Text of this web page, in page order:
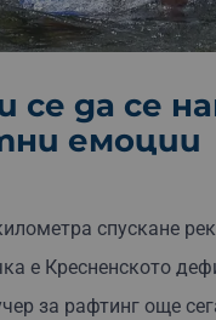
се да се
емоции
спускане
е Кресненското
за рафтинг още